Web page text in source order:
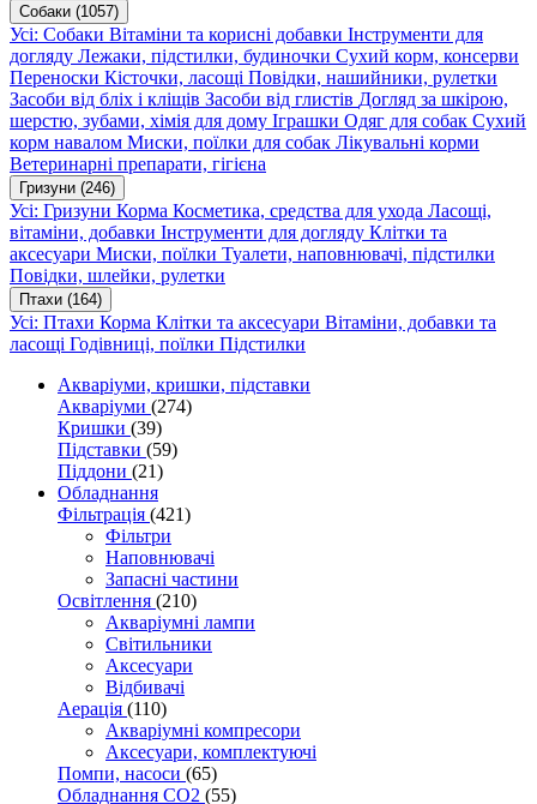
Собаки (1057)
Усі: Собаки Вітаміни та корисні добавки Інструменти для
догляду Лежаки, підстилки, будиночки Сухий корм, консерви
Переноски Кісточки, ласощі Повідки, нашийники, рулетки
Засоби від бліх і кліщів Засоби від глистів Догляд за шкірою,
шерстю, зубами, хімія для дому Іграшки Одяг для собак Сухий
корм навалом Миски, поїлки для собак Лікувальні корми
Ветеринарні препарати, гігієна
Гризуни (246)
Усі: Гризуни Корма Косметика, средства для ухода Ласощі,
вітаміни, добавки Інструменти для догляду Клітки та
аксесуари Миски, поїлки Туалети, наповнювачі, підстилки
Повідки, шлейки, рулетки
Птахи (164)
Усі: Птахи Корма Клітки та аксесуари Вітаміни, добавки та
ласощі Годівниці, поїлки Підстилки
Акваріуми, кришки, підставки
Акваріуми (274)
Кришки (39)
Підставки (59)
Піддони (21)
Обладнання
Фільтрація (421)
Фільтри
Наповнювачі
Запасні частини
Освітлення (210)
Акваріумні лампи
Світильники
Аксесуари
Відбивачі
Аерація (110)
Акваріумні компресори
Аксесуари, комплектуючі
Помпи, насоси (65)
Обладнання CO2 (55)